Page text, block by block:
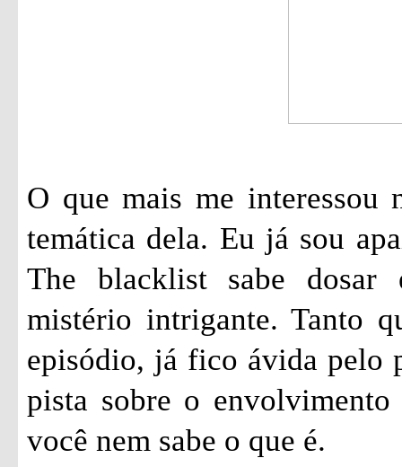
O que mais me interessou
temática dela. Eu já sou
The blacklist sabe dosar
mistério intrigante. Tanto
episódio, já fico ávida pelo
pista sobre o envolvimento
você nem sabe o que é.